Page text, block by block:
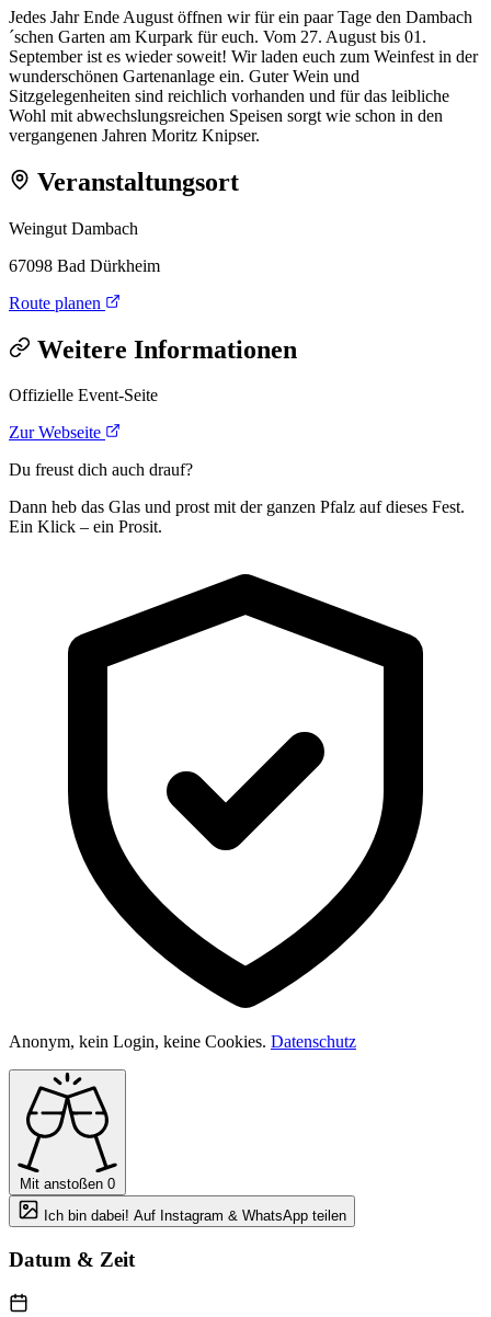
Jedes Jahr Ende August öffnen wir für ein paar Tage den Dambach
´schen Garten am Kurpark für euch. Vom 27. August bis 01.
September ist es wieder soweit! Wir laden euch zum Weinfest in der
wunderschönen Gartenanlage ein. Guter Wein und
Sitzgelegenheiten sind reichlich vorhanden und für das leibliche
Wohl mit abwechslungsreichen Speisen sorgt wie schon in den
vergangenen Jahren Moritz Knipser.
Veranstaltungsort
Weingut Dambach
67098 Bad Dürkheim
Route planen
Weitere Informationen
Offizielle Event-Seite
Zur Webseite
Du freust dich auch drauf?
Dann heb das Glas und prost mit der ganzen Pfalz auf dieses Fest.
Ein Klick – ein Prosit.
Anonym, kein Login, keine Cookies. Datenschutz
Mit anstoßen 0
Ich bin dabei! Auf Instagram & WhatsApp teilen
Datum & Zeit